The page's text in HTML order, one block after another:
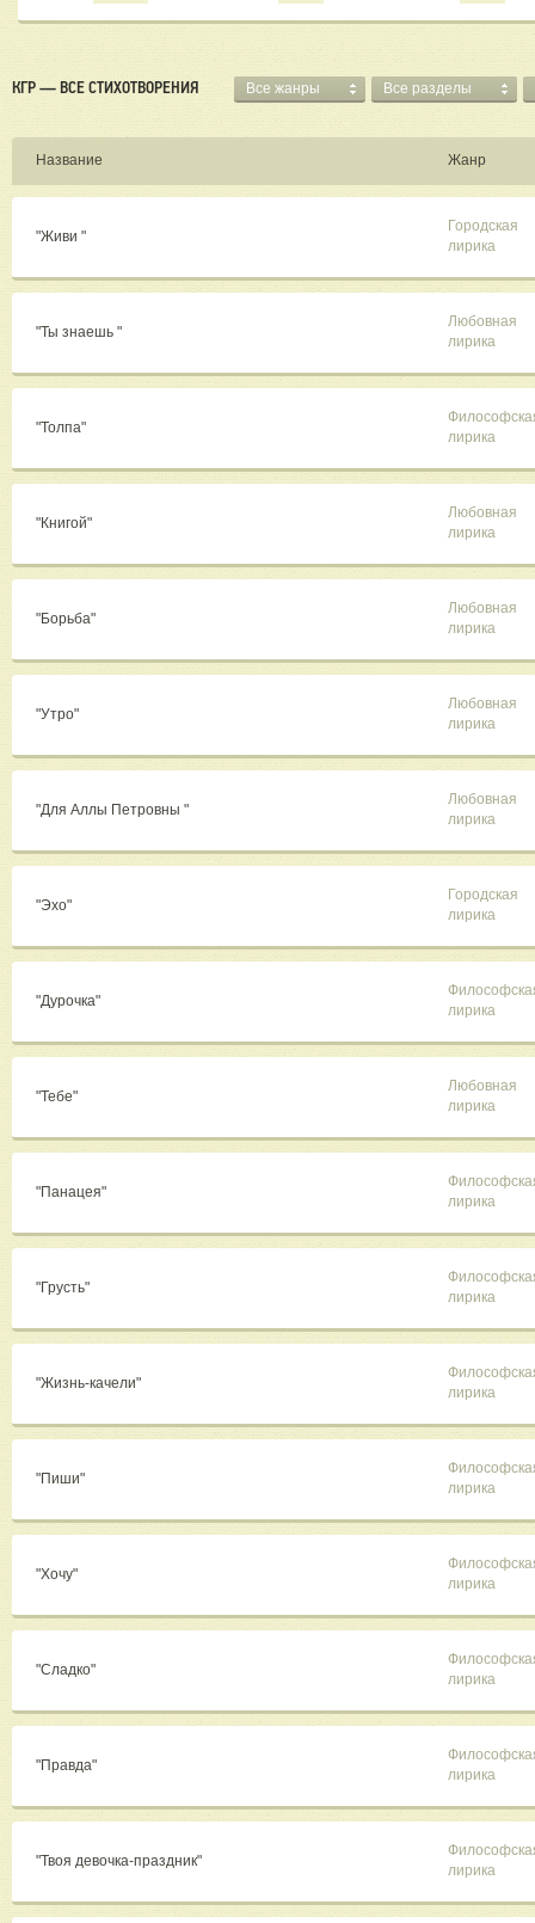
КГР — ВСЕ СТИХОТВОРЕНИЯ Все жанры Все разделы
Название Жанр
"Живи "
Городская
лирика
"Ты знаешь "
Любовная
лирика
"Толпа"
лирика
"Книгой"
Любовная
лирика
"Борьба"
Любовная
лирика
"Утро"
Любовная
лирика
"Для Аллы Петровны "
Любовная
лирика
"Эхо"
Городская
лирика
"Дурочка"
лирика
"Тебе"
Любовная
лирика
"Панацея"
лирика
"Грусть"
лирика
"Жизнь-качели"
лирика
"Пиши"
лирика
"Хочу"
лирика
"Сладко"
лирика
"Правда"
лирика
"Твоя девочка-праздник"
лирика